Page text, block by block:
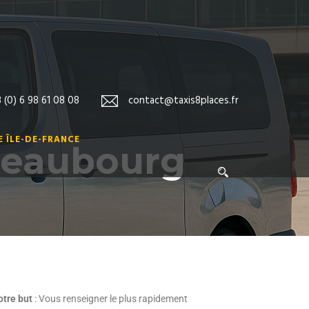
(0) 6 98 61 08 08 contact@taxis8places.fr
ÎLE-DE-FRANCE
but : Vous renseigner le plus rapidement